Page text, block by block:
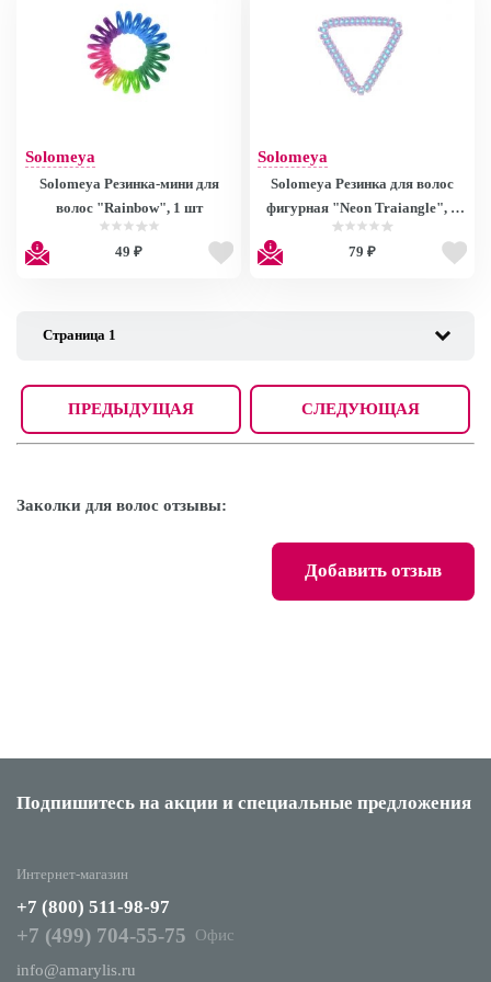
Solomeya
Solomeya Резинка-мини для
волос "Rainbow", 1 шт
49 ₽
Solomeya
Solomeya Резинка для волос
фигурная "Neon Traiangle", 1
шт
79 ₽
ПРЕДЫДУЩАЯ СЛЕДУЮЩАЯ
Заколки для волос отзывы:
Добавить отзыв
Подпишитесь на акции и специальные предложения
Интернет-магазин
+7 (800) 511-98-97
+7 (499) 704-55-75
Офис
info@amarylis.ru